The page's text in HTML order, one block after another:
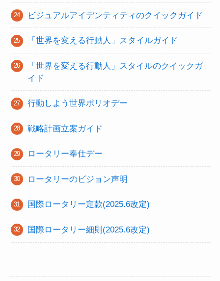
ビジュアルアイデンティティのクイックガイド
「世界を変える行動人」スタイルガイド
「世界を変える行動人」スタイルのクイックガ
イド
行動しよう世界ポリオデー
戦略計画立案ガイド
ロータリー奉仕デー
ロータリーのビジョン声明
国際ロータリー定款(2025.6改定)
国際ロータリー細則(2025.6改定)